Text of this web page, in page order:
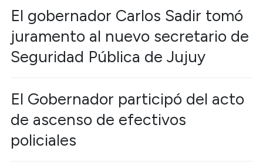
El gobernador Carlos Sadir tomó
juramento al nuevo secretario de
Seguridad Pública de Jujuy
El Gobernador participó del acto
de ascenso de efectivos
policiales